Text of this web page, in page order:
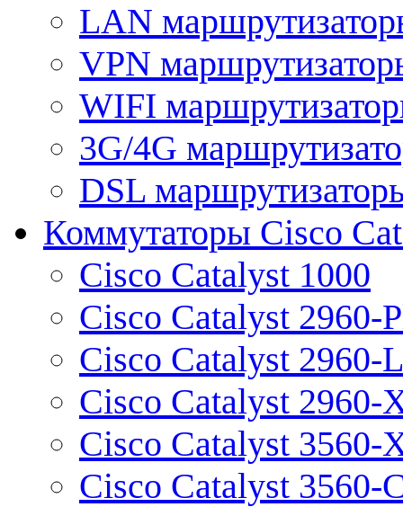
LAN
VPN
WIFI
3G/4G
DSL
Коммутаторы Cisco
Cisco Catalyst 1000
Cisco Catalyst 2960-
Cisco Catalyst 2960-L
Cisco Catalyst 2960-
Cisco Catalyst 3560-
Cisco Catalyst 3560-